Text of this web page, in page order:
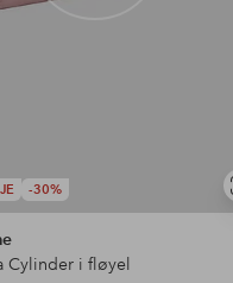
-30%
Cylinder i fløyel